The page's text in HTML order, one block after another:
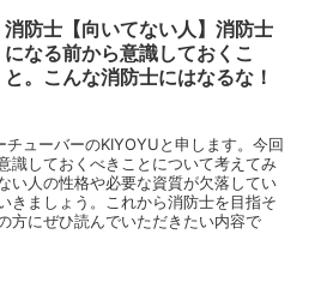
消防士【向いてない人】消防士
になる前から意識しておくこ
と。こんな消防士にはなるな！
チューバーのKIYOYUと申します。今回
識しておくべきことについて考えてみ
い人の性格や必要な資質が欠落してい
きましょう。これから消防士を目指そ
方にぜひ読んでいただきたい内容で